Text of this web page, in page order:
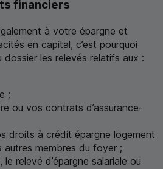
financiers
à votre épargne et
en capital, c’est pourquoi
les relevés relatifs aux :
;
ou vos contrats d’assurance-
droits à crédit épargne logement
autres membres du foyer ;
relevé d’épargne salariale ou